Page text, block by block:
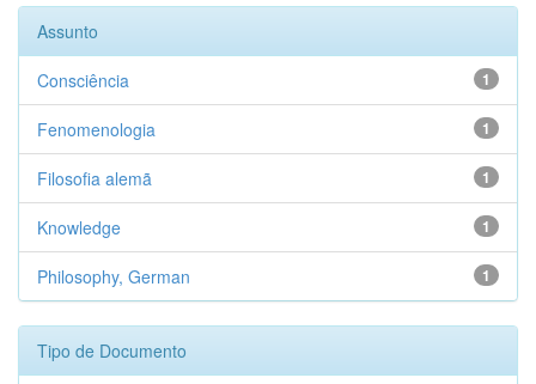
Assunto
1
Consciência
1
Fenomenologia
1
Filosofia alemã
1
Knowledge
1
Philosophy, German
Tipo de Documento